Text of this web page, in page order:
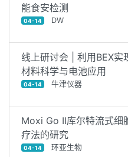
能食安检测
04-14 DW
线上研讨会 | 利用BEX实
材料科学与电池应用
04-14 牛津仪器
Moxi Go II库尔特流式细
疗法的研究
04-14 环亚生物